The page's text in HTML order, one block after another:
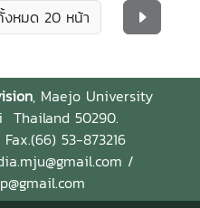
ลัยแม่โจ้และบุคลากรในการ
างวิชาการร่วมกันในอนาคต
งหมด 20 หน้า
, Maejo University
Thailand 50290.
53-873216
/